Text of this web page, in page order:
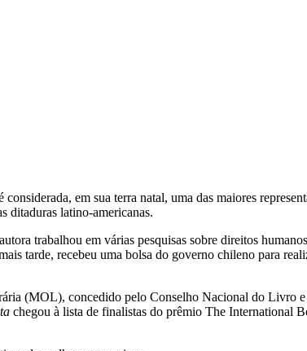
em sua terra natal, uma das maiores
ditaduras latino-americanas.
trabalhou em várias pesquisas sobre direitos
tarde, recebeu uma bolsa do governo chileno para
(MOL), concedido pelo Conselho Nacional do Livro
chegou à lista de finalistas do prêmio The International